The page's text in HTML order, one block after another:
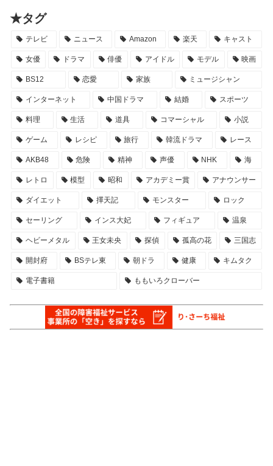
★タグ
テレビ ニュース Amazon 楽天 キャスト
女優 ドラマ 俳優 アイドル モデル 映画
BS12 恋愛 家族 ミュージシャン
インターネット 中国ドラマ 結婚 スポーツ
料理 生活 道具 コマーシャル 小説
ゲーム レシピ 旅行 韓流ドラマ レース
AKB48 危険 精神 声優 NHK 海
レトロ 模型 昭和 アカデミー賞 アナウンサー
ダイエット 擇天記 モンスター ロック
セーリング インス大妃 フィギュア 温泉
ヘビーメタル 王女未央 探偵 孤高の花 三国志
開封府 BSテレ東 朝ドラ 健康 キムタク
電子書籍 ももいろクローバー